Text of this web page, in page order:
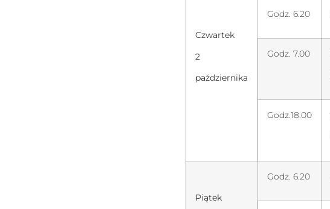
Czwartek
2
października
Godz. 6.20
Godz. 7.00
Godz.18.00
Piątek
Godz. 6.20